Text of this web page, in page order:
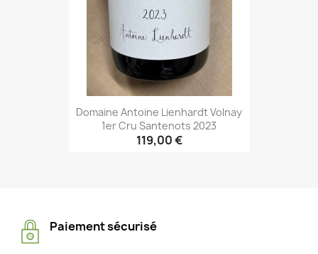
Domaine Antoine Lienhardt Volnay
1er Cru Santenots 2023
119,00 €
Paiement sécurisé